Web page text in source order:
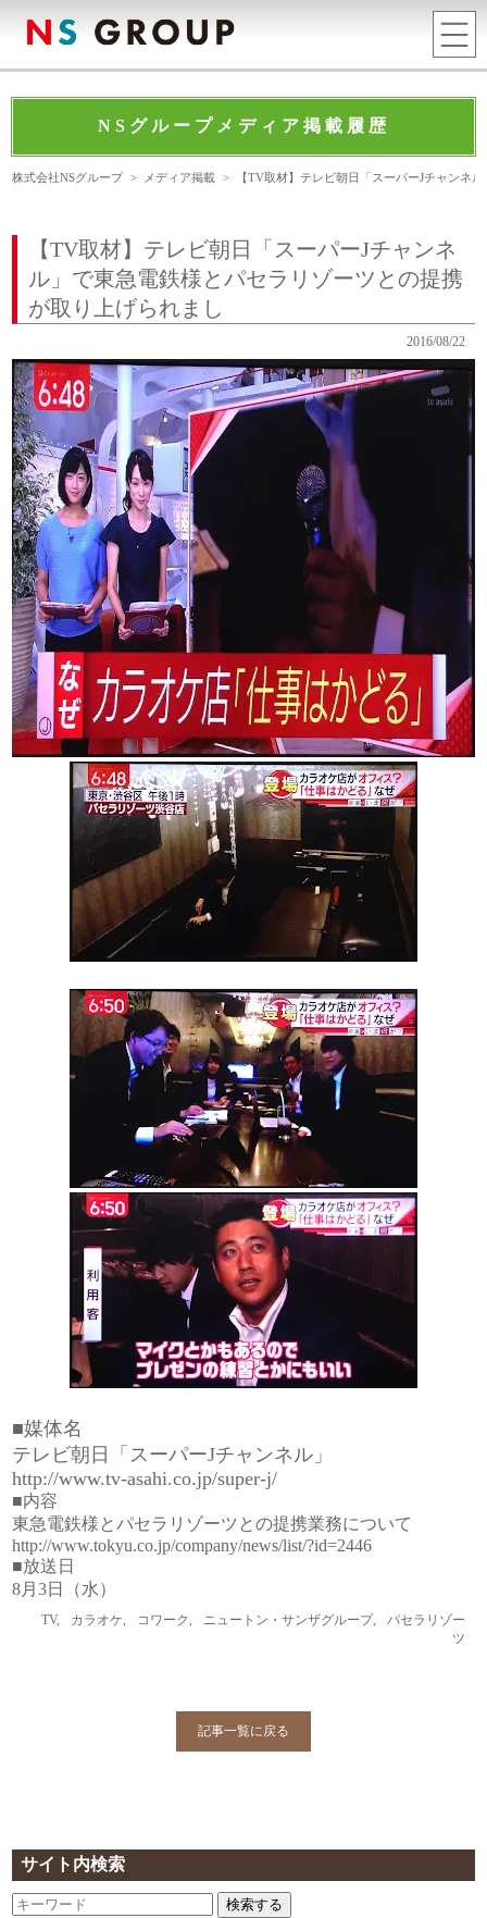
NSグループメディア掲載履歴
株式会社NSグループ > メディア掲載 > 【TV取材】テレビ朝日「スーパーJチャンネ
サイト内検索
検索する
【TV取材】テレビ朝日「スーパーJチャンネ
ル」で東急電鉄様とパセラリゾーツとの提携
が取り上げられまし
2016/08/22
■媒体名
テレビ朝日「スーパーJチャンネル」
http://www.tv-asahi.co.jp/super-j/
■内容
東急電鉄様とパセラリゾーツとの提携業務について
http://www.tokyu.co.jp/company/news/list/?id=2446
■放送日
8月3日（水）
TV, カラオケ コワーク ニュートン・サンザグループ,
パセラリゾー
ツ
記事一覧に戻る